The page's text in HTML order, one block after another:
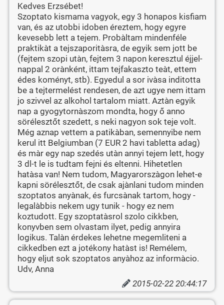
Kedves Erzsébet!
Szoptato kismama vagyok, egy 3 honapos kisfiam
van, és az utobbi idoben éreztem, hogy egyre
kevesebb lett a tejem. Probàltam mindenféle
praktikàt a tejszaporitàsra, de egyik sem jott be
(fejtem szopi utàn, fejtem 3 napon keresztul éjjel-
nappal 2 orànként, ittam tejfakaszto teàt, ettem
édes koményt, stb). Egyedul a sor ivàsa inditotta
be a tejtermelést rendesen, de azt ugye nem ittam
jo szivvel az alkohol tartalom miatt. Aztàn egyik
nap a gyogytornàszom mondta, hogy ő anno
sörélesztőt szedett, s neki nagyon sok teje volt.
Még aznap vettem a patikàban, semennyibe nem
kerul itt Belgiumban (7 EUR 2 havi tabletta adag)
és màr egy nap szedés utàn annyi tejem lett, hogy
3 dl-t le is tudtam fejni és eltenni. Hihetetlen
hatàsa van! Nem tudom, Magyarorszàgon lehet-e
kapni sörélesztőt, de csak ajànlani tudom minden
szoptatos anyànak, és furcsànak tartom, hogy -
legalàbbis nekem ugy tunik - hogy ez nem
koztudott. Egy szoptatàsrol szolo cikkben,
konyvben sem olvastam ilyet, pedig annyira
logikus. Talàn érdekes lehetne megemliteni a
cikkedben ezt a jotékony hatàst is! Remélem,
hogy eljut sok szoptatos anyàhoz az informàcio.
Udv, Anna
2015-02-22 20:44:17